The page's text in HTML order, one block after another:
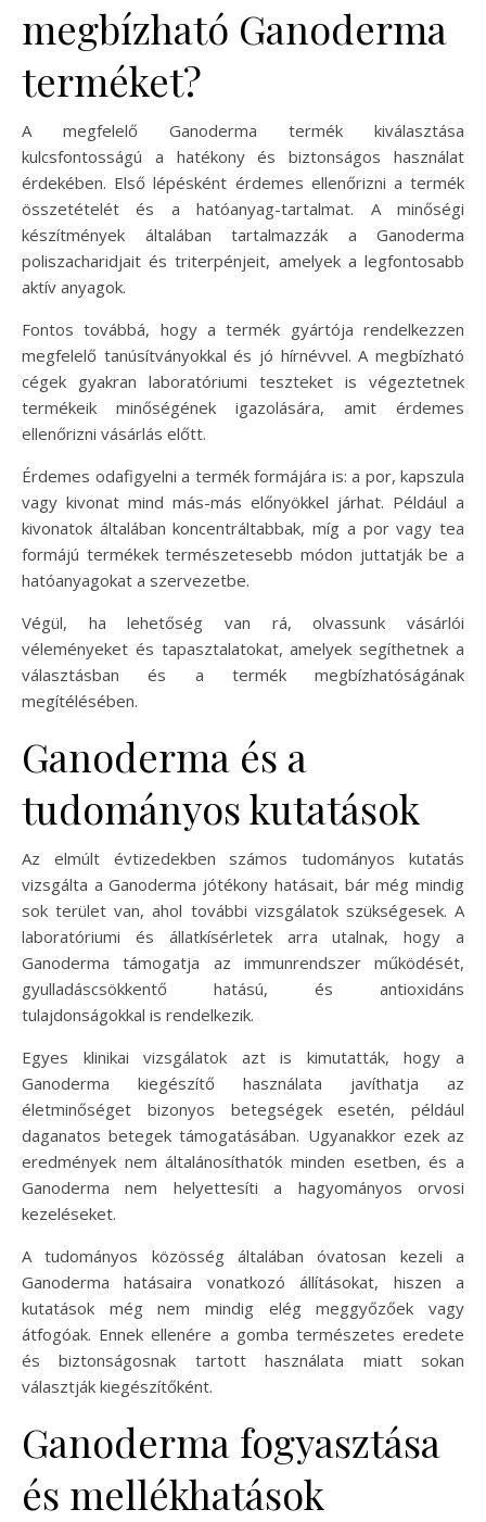
megbízható Ganoderma
terméket?
A megfelelő Ganoderma termék kiválasztása
kulcsfontosságú a hatékony és biztonságos használat
érdekében. Első lépésként érdemes ellenőrizni a termék
összetételét és a hatóanyag-tartalmat. A minőségi
készítmények általában tartalmazzák a Ganoderma
poliszacharidjait és triterpénjeit, amelyek a legfontosabb
aktív anyagok.
Fontos továbbá, hogy a termék gyártója rendelkezzen
megfelelő tanúsítványokkal és jó hírnévvel. A megbízható
cégek gyakran laboratóriumi teszteket is végeztetnek
termékeik minőségének igazolására, amit érdemes
ellenőrizni vásárlás előtt.
Érdemes odafigyelni a termék formájára is: a por, kapszula
vagy kivonat mind más-más előnyökkel járhat. Például a
kivonatok általában koncentráltabbak, míg a por vagy tea
formájú termékek természetesebb módon juttatják be a
hatóanyagokat a szervezetbe.
Végül, ha lehetőség van rá, olvassunk vásárlói
véleményeket és tapasztalatokat, amelyek segíthetnek a
választásban és a termék megbízhatóságának
megítélésében.
Ganoderma és a
tudományos kutatások
Az elmúlt évtizedekben számos tudományos kutatás
vizsgálta a Ganoderma jótékony hatásait, bár még mindig
sok terület van, ahol további vizsgálatok szükségesek. A
laboratóriumi és állatkísérletek arra utalnak, hogy a
Ganoderma támogatja az immunrendszer működését,
gyulladáscsökkentő hatású, és antioxidáns
tulajdonságokkal is rendelkezik.
Egyes klinikai vizsgálatok azt is kimutatták, hogy a
Ganoderma kiegészítő használata javíthatja az
életminőséget bizonyos betegségek esetén, például
daganatos betegek támogatásában. Ugyanakkor ezek az
eredmények nem általánosíthatók minden esetben, és a
Ganoderma nem helyettesíti a hagyományos orvosi
kezeléseket.
A tudományos közösség általában óvatosan kezeli a
Ganoderma hatásaira vonatkozó állításokat, hiszen a
kutatások még nem mindig elég meggyőzőek vagy
átfogóak. Ennek ellenére a gomba természetes eredete
és biztonságosnak tartott használata miatt sokan
választják kiegészítőként.
Ganoderma fogyasztása
és mellékhatások